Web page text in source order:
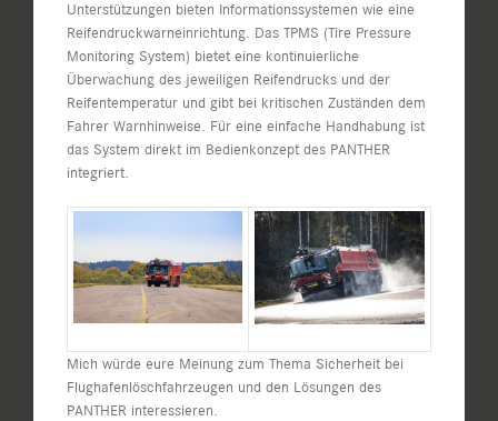
Unterstützungen bieten Informationssystemen wie eine
Reifendruckwarneinrichtung. Das TPMS (Tire Pressure
Monitoring System) bietet eine kontinuierliche
Überwachung des jeweiligen Reifendrucks und der
Reifentemperatur und gibt bei kritischen Zuständen dem
Fahrer Warnhinweise. Für eine einfache Handhabung ist
das System direkt im Bedienkonzept des PANTHER
integriert.
Mich würde eure Meinung zum Thema Sicherheit bei
Flughafenlöschfahrzeugen und den Lösungen des
PANTHER interessieren.